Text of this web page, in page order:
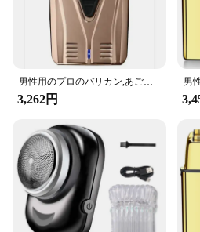
男性用のプロのバリカン,あごひげと髪用の電気シェーバー,元のリチウム電池と17225
3,262円